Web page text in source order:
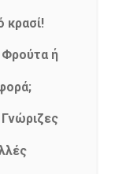
κρασί!
Φρούτα ή